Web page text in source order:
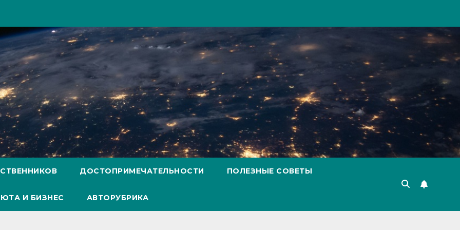
ДОСТОПРИМЕЧАТЕЛЬНОСТИ ПОЛЕЗНЫЕ СОВЕТЫ
И БИЗНЕС АВТОРУБРИКА